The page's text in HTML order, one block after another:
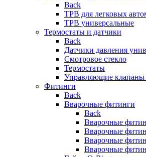
Back
ТРВ для легковых
ТРВ универсальные
Термостаты и датчики
Back
Датчики давления
Смотровое стекло
Термостаты
Управляющие клапаны
Фитинги
Back
Вварочные фитинги
Back
Вварочные
Вварочные
Вварочные
Вварочные